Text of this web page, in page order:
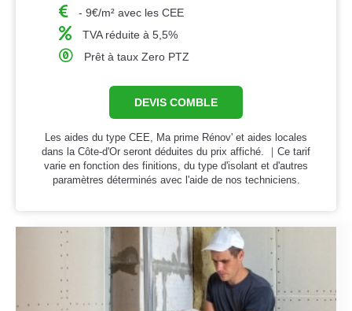
- 9€/m² avec les CEE
TVA réduite à 5,5%
Prêt à taux Zero PTZ
DEVIS COMBLE
Les aides du type CEE, Ma prime Rénov' et aides locales
dans la Côte-d'Or seront déduites du prix affiché. ｜Ce tarif
varie en fonction des finitions, du type d'isolant et d'autres
paramètres déterminés avec l'aide de nos techniciens.